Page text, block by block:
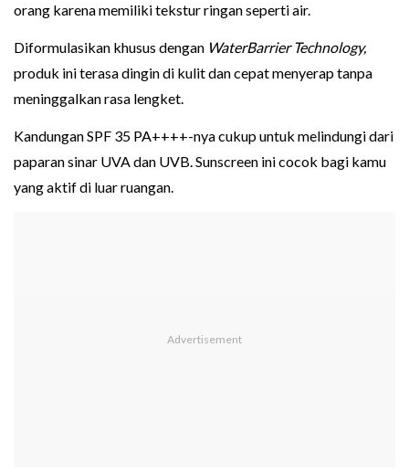
orang karena memiliki tekstur ringan seperti air.
Diformulasikan khusus dengan WaterBarrier Technology,
produk ini terasa dingin di kulit dan cepat menyerap tanpa
meninggalkan rasa lengket.
Kandungan SPF 35 PA++++-nya cukup untuk melindungi dari
paparan sinar UVA dan UVB. Sunscreen ini cocok bagi kamu
yang aktif di luar ruangan.